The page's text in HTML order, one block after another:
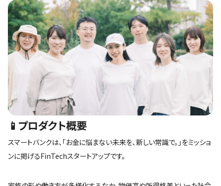
📱プロダクト概要
スマートバンクは、「お金に悩まない未来を、新しい常識で。」をミッショ
ンに掲げるFinTechスタートアップです。